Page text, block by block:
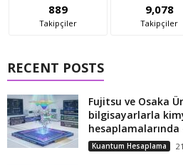
889
Takipçiler
9,078
Takipçiler
RECENT POSTS
Fujitsu ve Osaka
bilgisayarlarla
Kuantum Hesaplama